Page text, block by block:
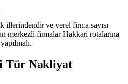
ve yerel firma sayısı
merkezli firmalar Hakkari rotalarına
Tür Nakliyat